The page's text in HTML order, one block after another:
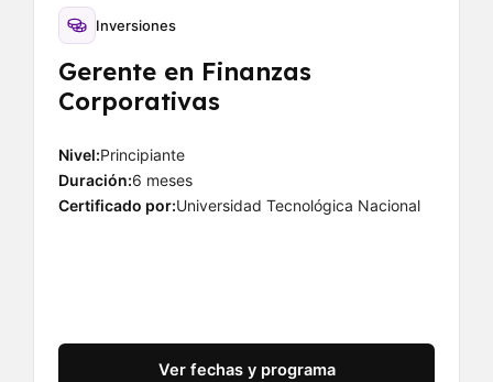
Inversiones
Gerente en Finanzas
Corporativas
Nivel:Principiante
Duración:6 meses
Certificado por:Universidad Tecnológica Nacional
Ver fechas y programa